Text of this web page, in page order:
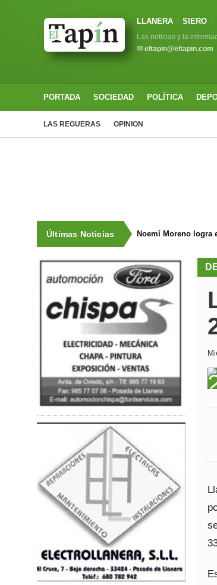
LLANERA SIERO
Las noticias y la
✉ eltapin@eltapin.com
PORTADA SOCIEDAD POLÍTICA
LAS REGUERAS OPINION
Últimas Noticias Noemí Moreno logra